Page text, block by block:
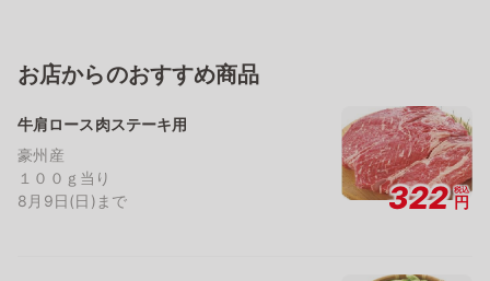
お店からのおすすめ商品
牛肩ロース肉ステーキ用
豪州産
１００ｇ当り
8月9日(日)まで
322 税込
円